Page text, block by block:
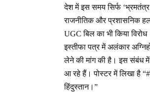
देश में इस समय सिर्फ
राजनीतिक और प्रशासनिक
UGC बिल का भी किया विरोध
इस्तीफा पत्र में अलंकार
लेने की मांग की है। इस संबंध में
आ रहे हैं। पोस्टर में लिखा है
हिंदुस्तान।”